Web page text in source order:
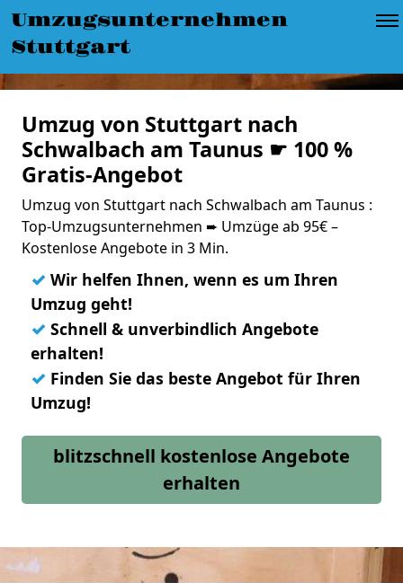
Umzugsunternehmen
Stuttgart
Umzug von Stuttgart nach
Schwalbach am Taunus ☛ 100 %
Gratis-Angebot
Umzug von Stuttgart nach Schwalbach am Taunus :
Top-Umzugsunternehmen ➨ Umzüge ab 95€ –
Kostenlose Angebote in 3 Min.
✓ Wir helfen Ihnen, wenn es um Ihren
Umzug geht!
✓ Schnell & unverbindlich Angebote
erhalten!
✓ Finden Sie das beste Angebot für Ihren
Umzug!
blitzschnell kostenlose Angebote
erhalten